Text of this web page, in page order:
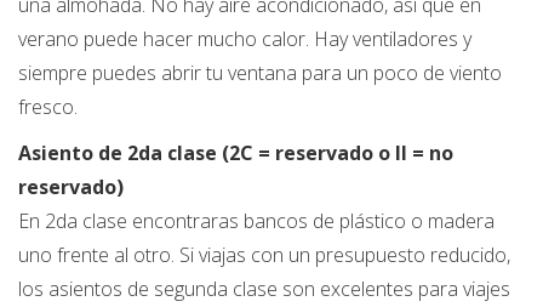
verano puede hacer mucho calor. Hay ventiladores y
siempre puedes abrir tu ventana para un poco de viento
fresco.
Asiento de 2da clase (2C = reservado o II = no
reservado)
En 2da clase encontraras bancos de plástico o madera
uno frente al otro. Si viajas con un presupuesto reducido,
los asientos de segunda clase son excelentes para viajes